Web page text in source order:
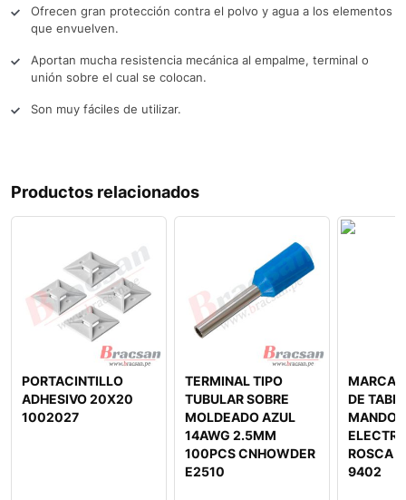
Ofrecen gran protección contra el polvo y agua a los elementos
que envuelven.
Aportan mucha resistencia mecánica al empalme, terminal o
unión sobre el cual se colocan.
Son muy fáciles de utilizar.
Productos relacionados
PORTACINTILLO
ADHESIVO 20X20
1002027
TERMINAL TIPO
TUBULAR SOBRE
MOLDEADO AZUL
14AWG 2.5MM
100PCS CNHOWDER
E2510
DE
MANDOS
ROSCA
9402